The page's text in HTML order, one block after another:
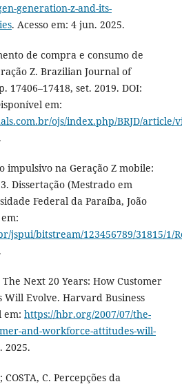
generation-z-and-its-
. Acesso em: 4 jun. 2025.
de compra e consumo de
Z. Brazilian Journal of
17406–17418, set. 2019. DOI:
em:
ojs/index.php/BRJD/article/
impulsivo na Geração Z mobile:
Dissertação (Mestrado em
Federal da Paraíba, João
jspui/bitstream/123456789/31815/1/
The Next 20 Years: How Customer
Evolve. Harvard Business
em: https://hbr.org/2007/07/the-
and-workforce-attitudes-will-
2025.
C. Percepções da